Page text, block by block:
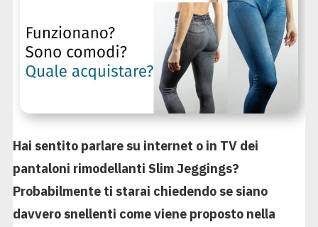
Hai sentito parlare su internet o in TV dei
pantaloni rimodellanti Slim Jeggings?
Probabilmente ti starai chiedendo se siano
davvero snellenti come viene proposto nella